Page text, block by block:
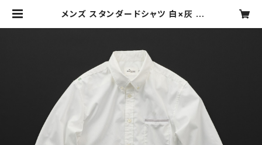
メンズ スタンダードシャツ 白×灰 |